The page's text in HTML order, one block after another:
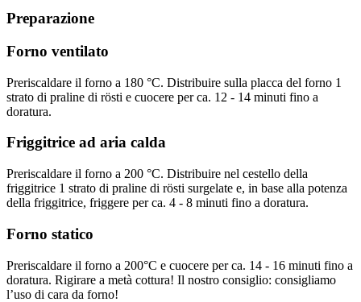
Preparazione
Forno ventilato
Preriscaldare il forno a 180 °C. Distribuire sulla placca del forno 1
strato di praline di rösti e cuocere per ca. 12 - 14 minuti fino a
doratura.
Friggitrice ad aria calda
Preriscaldare il forno a 200 °C. Distribuire nel cestello della
friggitrice 1 strato di praline di rösti surgelate e, in base alla potenza
della friggitrice, friggere per ca. 4 - 8 minuti fino a doratura.
Forno statico
Preriscaldare il forno a 200°C e cuocere per ca. 14 - 16 minuti fino a
doratura. Rigirare a metà cottura! Il nostro consiglio: consigliamo
l’uso di cara da forno!